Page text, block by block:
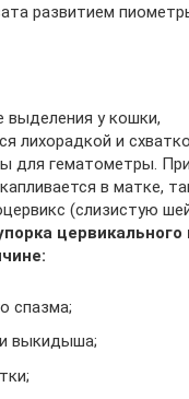
развитием
у кошки,
лихорадкой и
для гематометры.
в матке,
(слизистую
цервикального
спазма;
выкидыша;